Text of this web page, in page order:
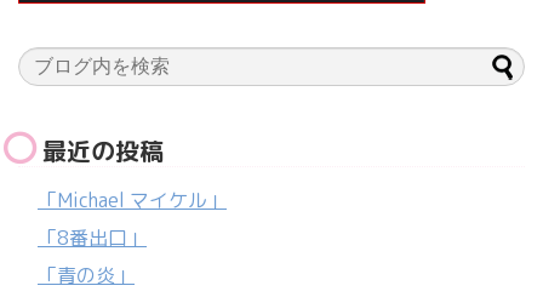
最近の投稿
「Michael マイケル」
「8番出口」
「青の炎」